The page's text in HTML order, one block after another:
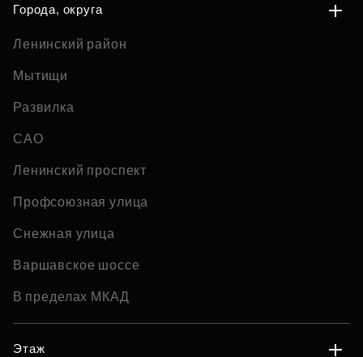
Города, округа
Ленинский район
Мытищи
Развилка
САО
Ленинский проспект
Профсоюзная улица
Снежная улица
Варшавское шоссе
В пределах МКАД
Этаж